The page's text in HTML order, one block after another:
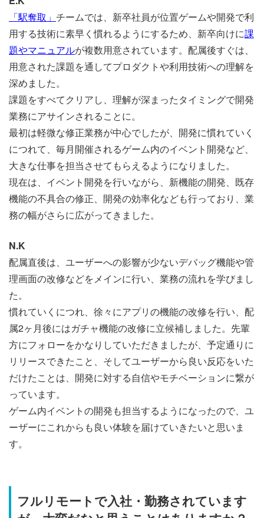
「駅奪取」 チームでは、新卒社員が位置ゲームや開発で利
用する技術に素早く慣れるようにするため、新卒向けに課
題やマニュアルが複数用意されています。配属後すぐは、
用意された課題を通してプロダクトや利用技術への理解を
深めました。
課題をすべてクリアし、理解が深まったタイミングで開発
業務にアサインされることに。
最初は軽微な修正業務が中心でしたが、開発に慣れていく
につれて、毎月開催されるゲーム内のイベント開発など、
大きな仕事を担当させてもらえるようになりました。
現在は、イベント開発を行いながら、新機能の開発、既存
機能の不具合の修正、開発の効率化なども行っており、業
務の幅がさらに広がってきました。
N.K
配属直後は、ユーザーへの影響が少ないデバッグ機能や管
理画面の改修などをメインに行い、業務の流れを学びまし
た。
慣れていくにつれ、徐々にアプリの機能の改修を行い、配
属2ヶ月後にはガチャ機能の改修に立候補しました。先輩
方にフォローをかなりしていただきましたが、予定通りに
リリースできたこと、そしてユーザーから良い反応をいた
だけたことは、開発に対する自信やモチベーションに繋が
っています。
ゲーム内イベントの開発も担当するようになったので、ユ
ーザーにこれからも良い体験を届けていきたいと思いま
す。
フルリモートで入社・勤務されています